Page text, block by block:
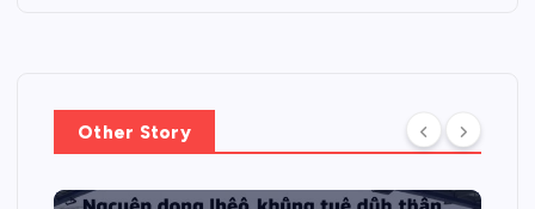
Other Story